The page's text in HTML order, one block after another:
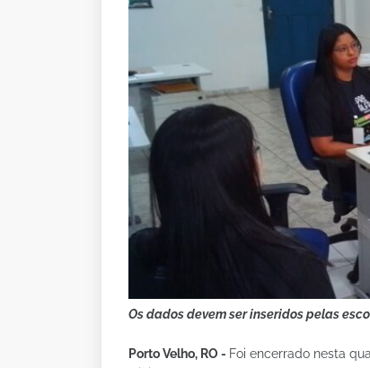
Os dados devem ser inseridos pelas
Porto Velho, RO - Foi encerrado nesta